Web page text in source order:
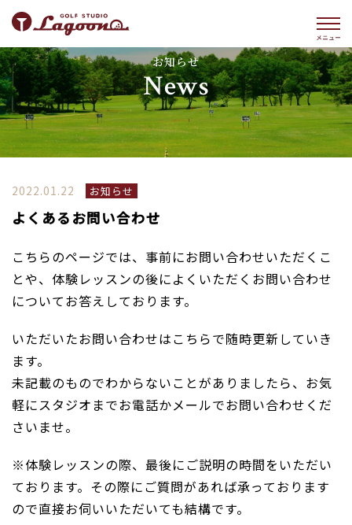
お知らせ
News
2022.01.22 お知らせ
よくあるお問い合わせ
こちらのページでは、事前にお問い合わせいただくこ
とや、体験レッスンの後によくいただくお問い合わせ
についてお答えしております。
いただいたお問い合わせはこちらで随時更新していき
ます。
未記載のものでわからないことがありましたら、お気
軽にスタジオまでお電話かメールでお問い合わせくだ
さいませ。
※体験レッスンの際、最後にご説明の時間をいただい
ております。その際にご質問があれば承っております
ので直接お伺いいただいても結構です。